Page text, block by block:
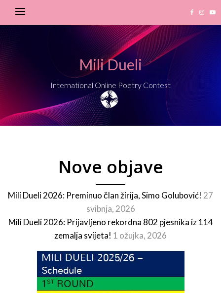
Mili Dueli
International Online Poetry Contest
Nove objave
Mili Dueli 2026: Preminuo član žirija, Simo Golubović! 27
svibnja, 2026
Mili Dueli 2026: Prijavljeno rekordna 802 pjesnika iz 114
zemalja svijeta! 1 ožujka, 2026